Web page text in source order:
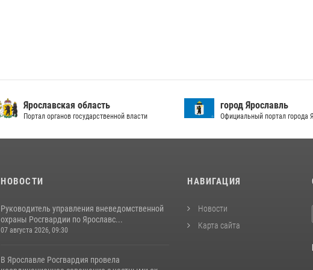
Ярославская область
Портал органов государственной власти
город Ярославль
Официальный портал города
НОВОСТИ
Руководитель управления вневедомственной
охраны Росгвардии по Ярославс...
07 августа 2026, 09:30
В Ярославле Росгвардия провела
НАВИГАЦИЯ
Новости
Карта сайта